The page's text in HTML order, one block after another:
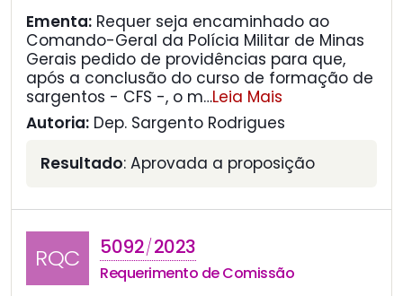
Ementa: Requer seja encaminhado ao
Comando-Geral da Polícia Militar de Minas
Gerais pedido de providências para que,
após a conclusão do curso de formação de
sargentos - CFS -, o m…Leia Mais
Autoria: Dep. Sargento Rodrigues
Resultado: Aprovada a proposição
RQC 5092/2023
Requerimento de Comissão